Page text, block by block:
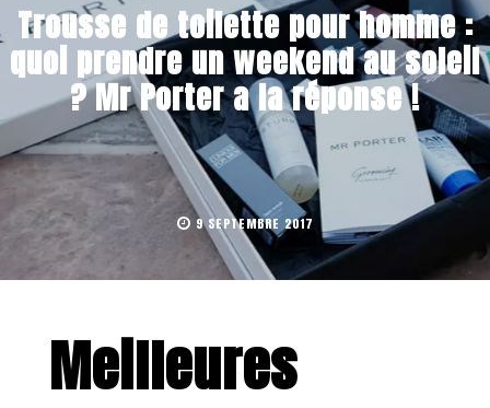
Trousse de toilette pour homme :
quoi prendre un weekend au soleil
? Mr Porter a la réponse !
9 SEPTEMBRE 2017
Meilleures